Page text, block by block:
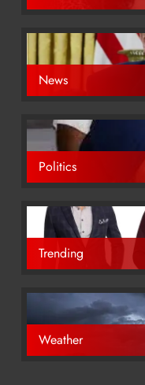
News
Politics
Trending
Weather